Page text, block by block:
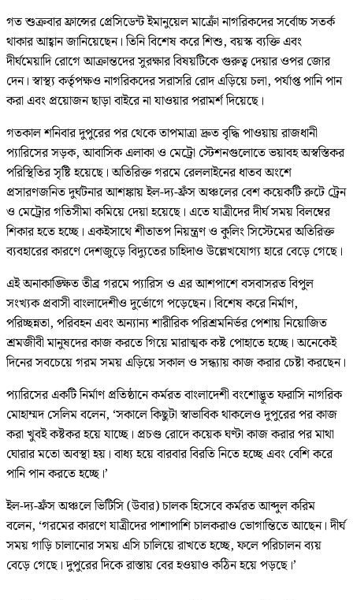
গত শুক্রবার ফ্রান্সের প্রেসিডেন্ট ইমানুয়েল মাক্রোঁ নাগরিকদের সর্বোচ্চ সতর্ক
থাকার আহ্বান জানিয়েছেন। তিনি বিশেষ করে শিশু, বয়স্ক ব্যক্তি এবং
দীর্ঘমেয়াদি রোগে আক্রান্তদের সুরক্ষার বিষয়টিকে গুরুত্ব দেয়ার ওপর জোর
দেন। স্বাস্থ্য কর্তৃপক্ষও নাগরিকদের সরাসরি রোদ এড়িয়ে চলা, পর্যাপ্ত পানি পান
করা এবং প্রয়োজন ছাড়া বাইরে না যাওয়ার পরামর্শ দিয়েছে।
গতকাল শনিবার দুপুরের পর থেকে তাপমাত্রা দ্রুত বৃদ্ধি পাওয়ায় রাজধানী
প্যারিসের সড়ক, আবাসিক এলাকা ও মেট্রো স্টেশনগুলোতে ভয়াবহ অস্বস্তিকর
পরিস্থিতির সৃষ্টি হয়েছে। অতিরিক্ত গরমে রেললাইনের ধাতব অংশে
প্রসারণজনিত দুর্ঘটনার আশঙ্কায় ইল-দ্য-ফ্রঁস অঞ্চলের বেশ কয়েকটি রুটে ট্রেন
ও মেট্রোর গতিসীমা কমিয়ে দেয়া হয়েছে। এতে যাত্রীদের দীর্ঘ সময় বিলম্বের
শিকার হতে হচ্ছে। একইসাথে শীতাতপ নিয়ন্ত্রণ ও কুলিং সিস্টেমের অতিরিক্ত
ব্যবহারের কারণে দেশজুড়ে বিদ্যুতের চাহিদাও উল্লেখযোগ্য হারে বেড়ে গেছে।
এই অনাকাঙ্ক্ষিত তীব্র গরমে প্যারিস ও এর আশপাশে বসবাসরত বিপুল
সংখ্যক প্রবাসী বাংলাদেশীও দুর্ভোগে পড়েছেন। বিশেষ করে নির্মাণ,
পরিচ্ছন্নতা, পরিবহন এবং অন্যান্য শারীরিক পরিশ্রমনির্ভর পেশায় নিয়োজিত
শ্রমজীবী মানুষদের কাজ করতে গিয়ে মারাত্মক কষ্ট পোহাতে হচ্ছে। অনেকেই
দিনের সবচেয়ে গরম সময় এড়িয়ে সকাল ও সন্ধ্যায় কাজ করার চেষ্টা করছেন।
প্যারিসের একটি নির্মাণ প্রতিষ্ঠানে কর্মরত বাংলাদেশী বংশোদ্ভূত ফরাসি নাগরিক
মোহাম্মদ সেলিম বলেন, ‘সকালে কিছুটা স্বাভাবিক থাকলেও দুপুরের পর কাজ
করা খুবই কষ্টকর হয়ে যাচ্ছে। প্রচণ্ড রোদে কয়েক ঘণ্টা কাজ করার পর মাথা
ঘোরার মতো অবস্থা হয়। বাধ্য হয়ে বারবার বিরতি নিতে হচ্ছে এবং বেশি করে
পানি পান করতে হচ্ছে।’
ইল-দ্য-ফ্রঁস অঞ্চলে ভিটিসি (উবার) চালক হিসেবে কর্মরত আব্দুল করিম
বলেন, ‘গরমের কারণে যাত্রীদের পাশাপাশি চালকরাও ভোগান্তিতে আছেন। দীর্ঘ
সময় গাড়ি চালানোর সময় এসি চালিয়ে রাখতে হচ্ছে, ফলে পরিচালন ব্যয়
বেড়ে গেছে। দুপুরের দিকে রাস্তায় বের হওয়াও কঠিন হয়ে পড়ছে।’